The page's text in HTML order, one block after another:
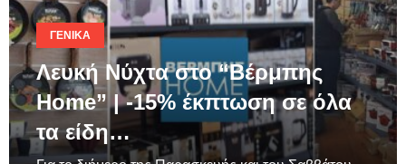
ΓΕΝΙΚΆ
Λευκή Νύχτα στο “Βέρμπης
Home” | -15% έκπτωση σε όλα
τα είδη…